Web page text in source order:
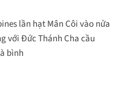
lần hạt Mân Côi vào nửa
với Đức Thánh Cha cầu
bình